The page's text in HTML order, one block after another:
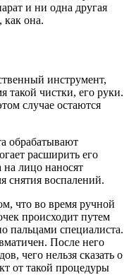
и ни одна другая
как она.
инструмент,
такой чистки, его руки.
случае остаются
обрабатывают
расширить его
лицо наносят
снятия воспалений.
что во время ручной
происходит путем
пальцами специалиста.
После него
чего нельзя сказать о
от такой процедуры